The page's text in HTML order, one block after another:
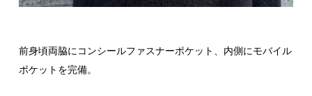
前身頃両脇にコンシールファスナーポケット、内側にモバイル
ポケットを完備。